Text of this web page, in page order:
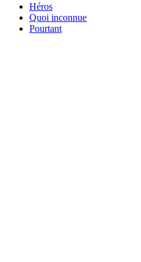
Héros
Quoi inconnue
Pourtant